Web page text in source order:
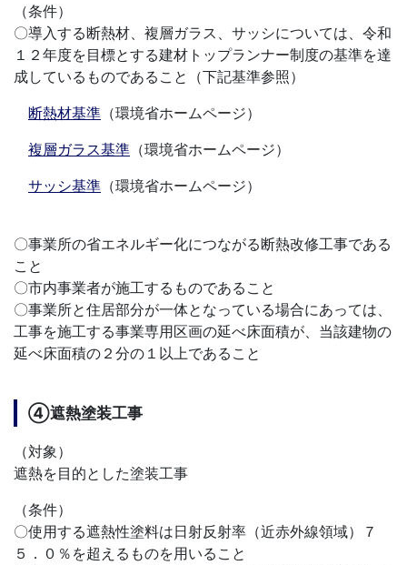
（条件）
〇導入する断熱材、複層ガラス、サッシについては、令和
１２年度を目標とする建材トップランナー制度の基準を達
成しているものであること（下記基準参照）
断熱材基準 （環境省ホームページ）
複層ガラス基準 （環境省ホームページ）
サッシ基準 （環境省ホームページ）
〇事業所の省エネルギー化につながる断熱改修工事である
こと
〇市内事業者が施工するものであること
〇事業所と住居部分が一体となっている場合にあっては、
工事を施工する事業専用区画の延べ床面積が、当該建物の
延べ床面積の２分の１以上であること
④遮熱塗装工事
（対象）
遮熱を目的とした塗装工事
（条件）
〇使用する遮熱性塗料は日射反射率（近赤外線領域）７
５．０％を超えるものを用いること